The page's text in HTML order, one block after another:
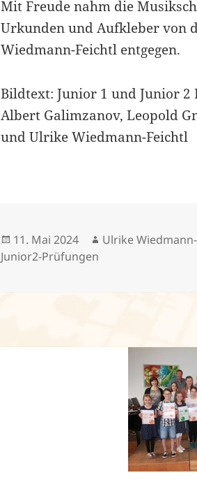
Mit Freude nahm die
Urkunden und Aufkleber von
Wiedmann-Feichtl entgegen.
Bildtext: Junior 1 und Junior
Albert Galimzanov, Leopold
und Ulrike Wiedmann-Feichtl
Veröffentlicht
am
11. Mai 2024 Autor
Ulrike
Junior2-Prüfungen